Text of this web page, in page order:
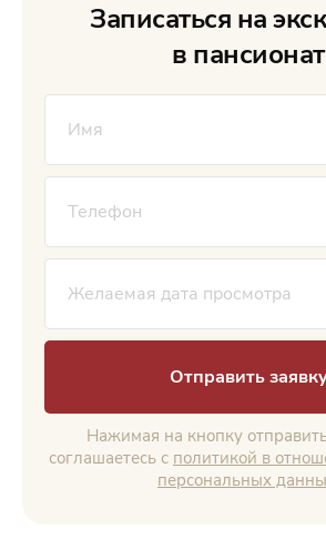
Записаться на
в пансионат
Отправить
Нажимая на кнопку
соглашаетесь с политикой в
персональных